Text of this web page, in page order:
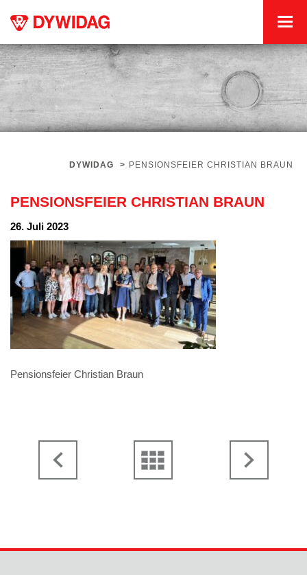
DYWIDAG > PENSIONSFEIER CHRISTIAN BRAUN
PENSIONSFEIER CHRISTIAN BRAUN
26. Juli 2023
Pensionsfeier Christian Braun